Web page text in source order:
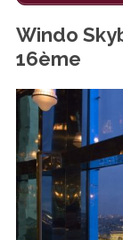
Windo
16ème